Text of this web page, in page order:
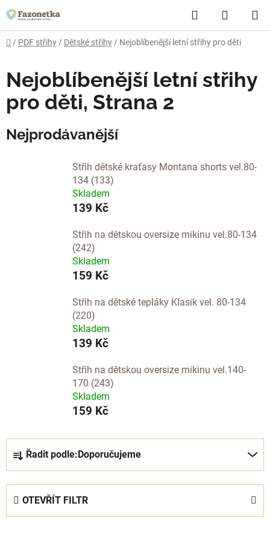
na
obsah
Hledat
KOŠÍK
Domů
/ PDF střihy / Dětské střihy / Nejoblíbenější letní střihy pro děti
Nejoblíbenější letní střihy
pro děti, Strana 2
Nejprodávanější
Střih dětské kraťasy Montana shorts vel.80-
134 (133)
Skladem
139 Kč
Střih na dětskou oversize mikinu vel.80-134
(242)
Skladem
159 Kč
Střih na dětské tepláky Klasik vel. 80-134
(220)
Skladem
139 Kč
Střih na dětskou oversize mikinu vel.140-
170 (243)
Skladem
159 Kč
a
z
n
Řadit podle: Doporučujeme
OTEVŘÍT FILTR